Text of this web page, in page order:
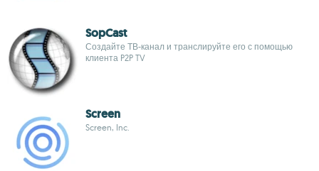
SopCast
Создайте ТВ-канал и транслируйте его с помощью
клиента P2P TV
Screen
Screen, Inc.